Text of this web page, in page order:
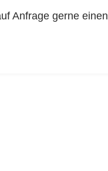
Anfrage gerne einen